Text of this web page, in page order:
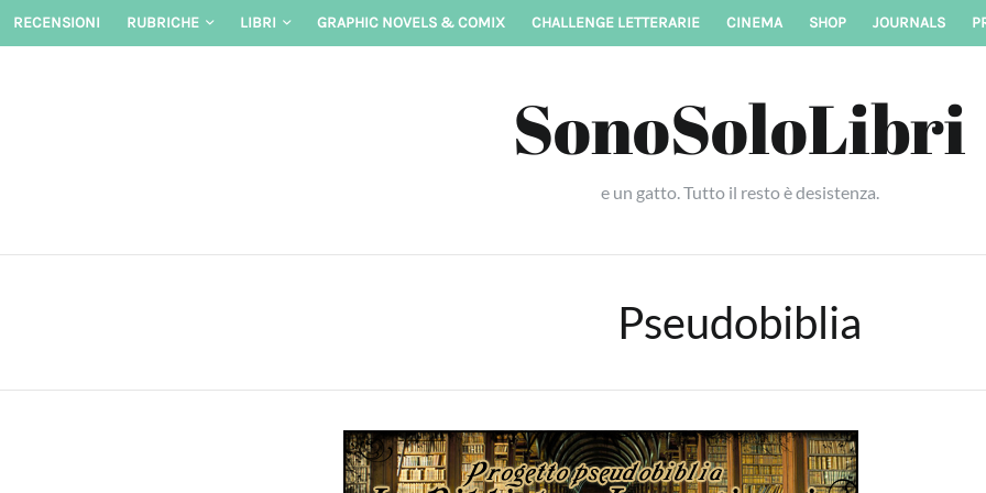
Skip
RECENSIONI RUBRICHE LIBRI GRAPHIC NOVELS & COMIX CHALLENGE LETTERARIE CINEMA SHOP JOURNALS
SonoSoloLibri
e un gatto. Tutto il resto è desistenza.
Pseudobiblia